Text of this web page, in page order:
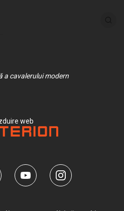
a cavalerului modern
web